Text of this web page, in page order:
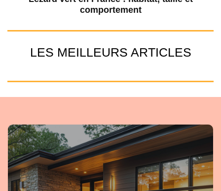
comportement
LES MEILLEURS ARTICLES